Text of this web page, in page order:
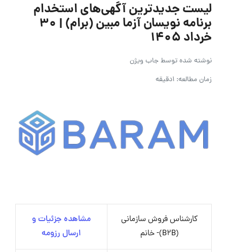
لیست جدیدترین آگهی‌های استخدام
برنامه نویسان آزما مبین (برام) | ۳۰
خرداد ۱۴۰۵
نوشته شده توسطجاب ویژن
زمان مطالعه: 1دقیقه
کارشناس فروش سازمانی
(B2B)- خانم
مشاهده جزئیات و
ارسال رزومه